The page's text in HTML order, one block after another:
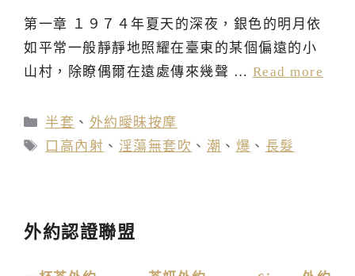
第一章 １９７４年夏天的深夜，銀色的明月依
如平常一般靜靜地照耀在臺東的某個偏遠的小
山村，除瞭偶爾在遠處傳來幾聲 … Read more
分
類
半套 、 外約曖昧按摩
標
口高內射 、 淫蕩無套吹 、 潮 、 爆 、 長髮
外約認證聯盟